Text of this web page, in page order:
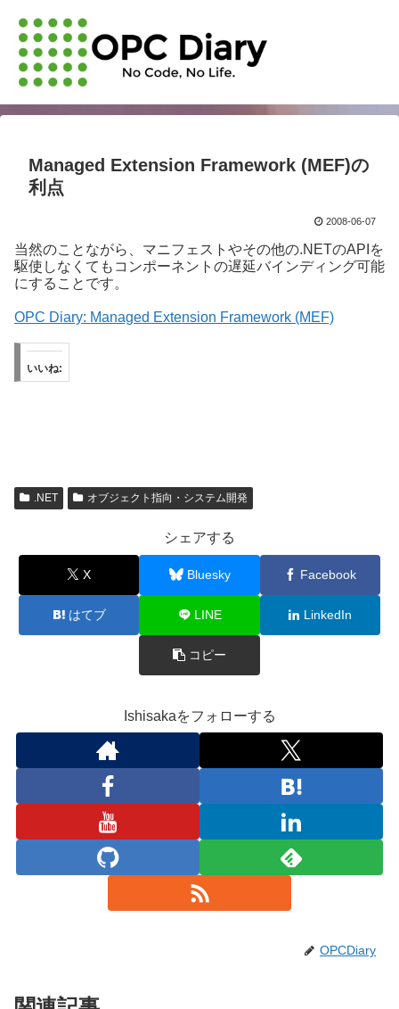
Managed Extension Framework (MEF)の
利点
2008-06-07
当然のことながら、マニフェストやその他の.NETのAPIを
駆使しなくてもコンポーネントの遅延バインディング可能
にすることです。
OPC Diary: Managed Extension Framework (MEF)
いいね:
.NET オブジェクト指向・システム開発
シェアする
X Bluesky Facebook
はてブ LINE LinkedIn
コピー
Ishisakaをフォローする
OPCDiary